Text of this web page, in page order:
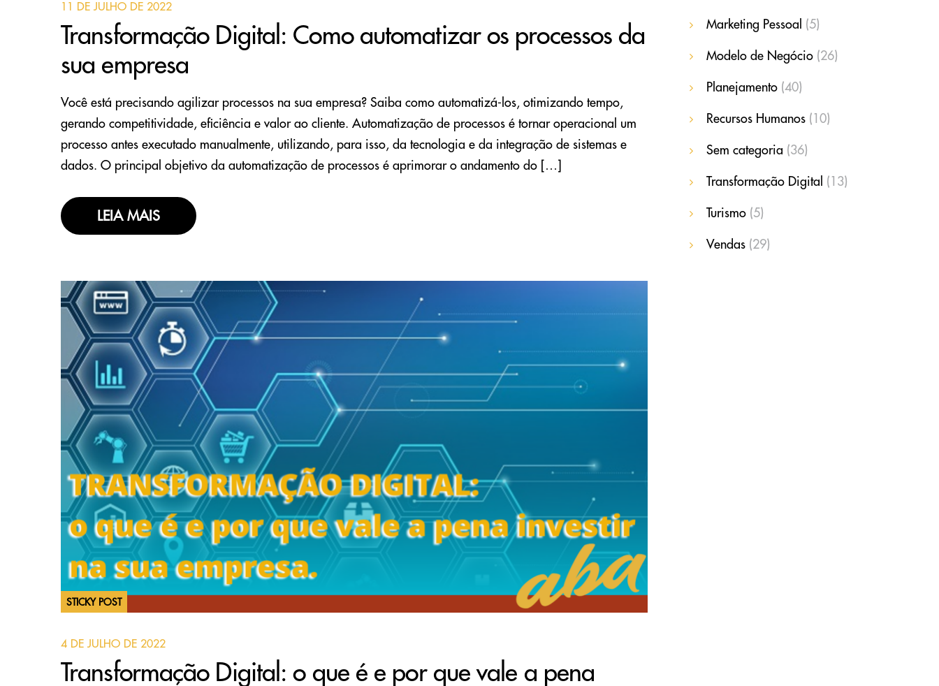
11 DE JULHO DE 2022
Transformação Digital: Como automatizar os processos da
sua empresa
Você está precisando agilizar processos na sua empresa? Saiba como automatizá-los, otimizando tempo,
gerando competitividade, eficiência e valor ao cliente. Automatização de processos é tornar operacional um
processo antes executado manualmente, utilizando, para isso, da tecnologia e da integração de sistemas e
dados. O principal objetivo da automatização de processos é aprimorar o andamento do […]
LEIA MAIS
STICKY POST
4 DE JULHO DE 2022
Transformação Digital: o que é e por que vale a pena
Marketing Pessoal (5)
Modelo de Negócio (26)
Planejamento (40)
Recursos Humanos (10)
Sem categoria (36)
Transformação Digital (13)
Turismo (5)
Vendas (29)